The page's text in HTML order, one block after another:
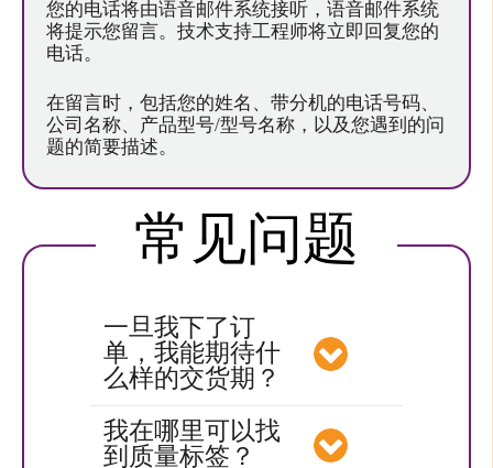
您的电话将由语音邮件系统接听，语音邮件系统
将提示您留言。技术支持工程师将立即回复您的
电话。
在留言时，包括您的姓名、带分机的电话号码、
公司名称、产品型号/型号名称，以及您遇到的问
题的简要描述。
常见问题
一旦我下了订
单，我能期待什
么样的交货期？
我在哪里可以找
到质量标签？